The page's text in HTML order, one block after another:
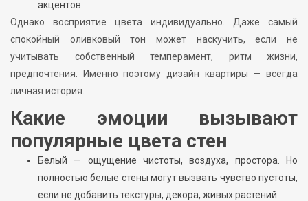
акцентов.
Однако восприятие цвета индивидуально. Даже самый
спокойный оливковый тон может наскучить, если не
учитывать собственный темперамент, ритм жизни,
предпочтения. Именно поэтому дизайн квартиры — всегда
личная история.
Какие эмоции вызывают
популярные цвета стен
Белый — ощущение чистоты, воздуха, простора. Но
полностью белые стены могут вызвать чувство пустоты,
если не добавить текстуры, декора, живых растений.